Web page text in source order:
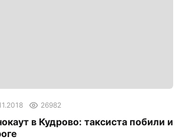
26982
в Кудрово: таксиста побили и